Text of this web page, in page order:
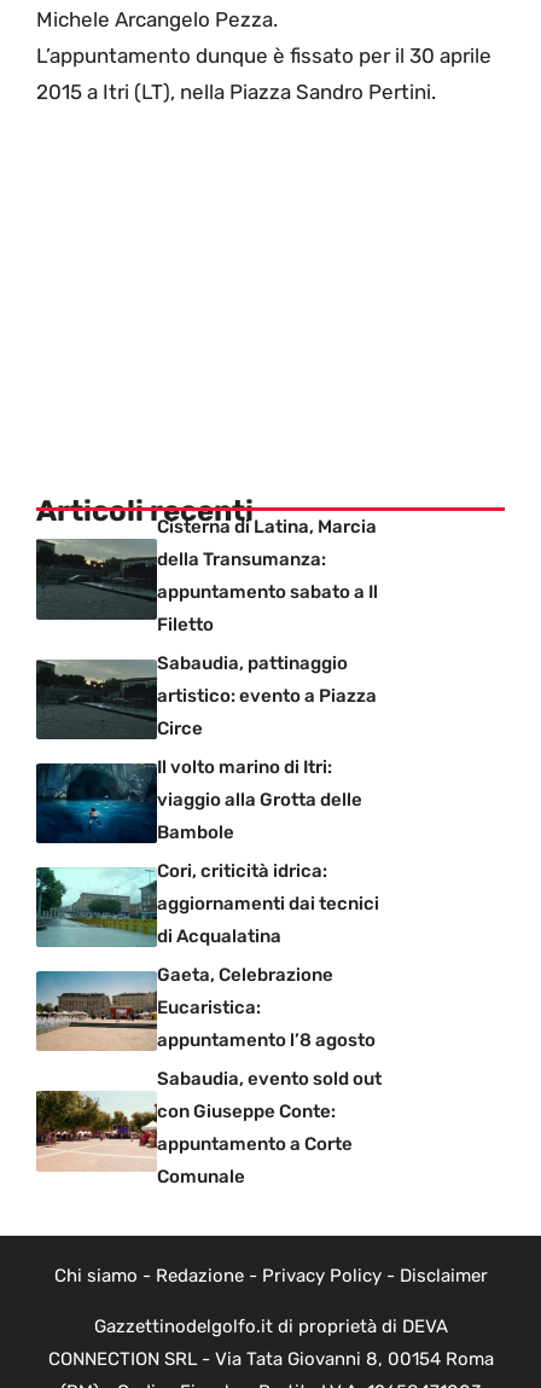
Michele Arcangelo Pezza.
L’appuntamento dunque è fissato per il 30 aprile
2015 a Itri (LT), nella Piazza Sandro Pertini.
Articoli recentiCisterna di Latina, Marcia
della Transumanza:
appuntamento sabato a Il
Filetto
Sabaudia, pattinaggio
artistico: evento a Piazza
Circe
Il volto marino di Itri:
viaggio alla Grotta delle
Bambole
Cori, criticità idrica:
aggiornamenti dai tecnici
di Acqualatina
Gaeta, Celebrazione
Eucaristica:
appuntamento l’8 agosto
Sabaudia, evento sold out
con Giuseppe Conte:
appuntamento a Corte
Comunale
Chi siamo - Redazione- Privacy Policy- Disclaimer
Gazzettinodelgolfo.it di proprietà di DEVA
CONNECTION SRL - Via Tata Giovanni 8, 00154 Roma